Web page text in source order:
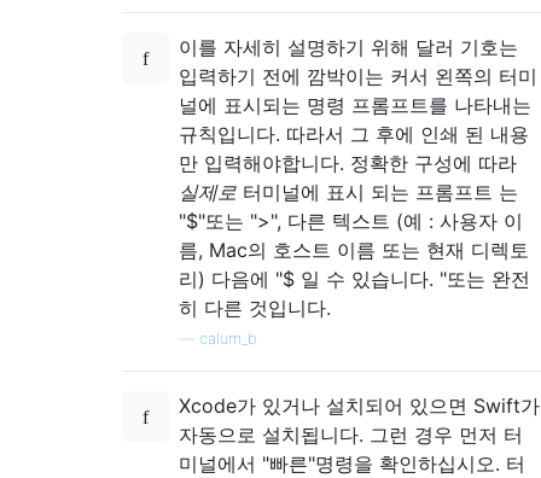
이를 자세히 설명하기 위해 달러 기호는
입력하기 전에 깜박이는 커서 왼쪽의 터미
널에 표시되는 명령 프롬프트를 나타내는
규칙입니다. 따라서 그 후에 인쇄 된 내용
만 입력해야합니다. 정확한 구성에 따라
실제로 터미널에 표시 되는 프롬프트 는
"$"또는 ">", 다른 텍스트 (예 : 사용자 이
름, Mac의 호스트 이름 또는 현재 디렉토
리) 다음에 "$ 일 수 있습니다. "또는 완전
히 다른 것입니다.
calum_b
Xcode가 있거나 설치되어 있으면 Swift가
자동으로 설치됩니다. 그런 경우 먼저 터
미널에서 "빠른"명령을 확인하십시오. 터